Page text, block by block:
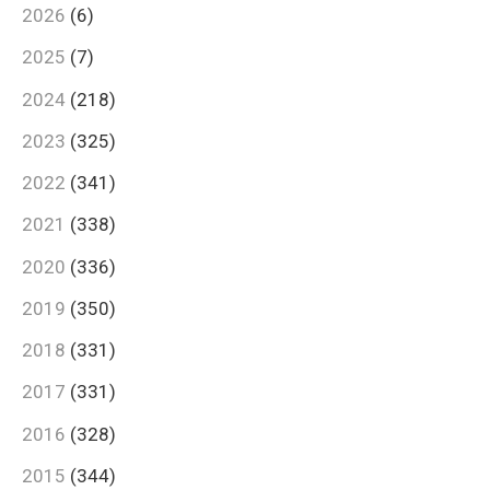
2026 (6)
2025 (7)
2024 (218)
2023 (325)
2022 (341)
2021 (338)
2020 (336)
2019 (350)
2018 (331)
2017 (331)
2016 (328)
2015 (344)